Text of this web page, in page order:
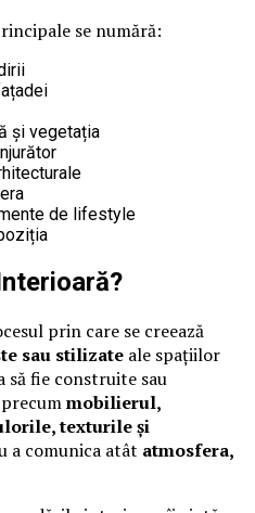
se numără:
și vegetația
de lifestyle
prin care se creează
sau stilizate ale spațiilor
să fie construite sau
mobilierul,
texturile și
a comunica atât atmosfera,